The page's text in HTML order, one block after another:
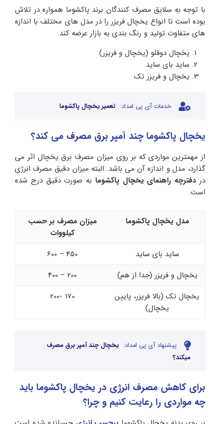
با توجه به سلایق مصرف کنندگان برند پاکشوما همواره در تلاش
بوده است تا انواع یخچال فریزر را در مدل های مختلف با اندازه
های متفاوت تولید و رنگ بندی به بازار عرضه کند.
یخچال دوقلو (یخچال و فریزر)
ساید بای ساید
یخچال و فریزر تک
خدمات آی پی امداد: تعمیر یخچال پاکشوما
یخچال پاکشوما چند آمپر برق مصرف می کند؟
از مهمترین مواردی که بر روی میزان مصرف برق یخچال اثر می
گذارد، مدل و اندازه آن می باشد. البته میزان دقیق مصرف انرژی
دردفترچه راهنمای یخچال پاکشوما به صورت دقیق درج شده
است.
مدل یخچال پاکشوما
میزان مصرف بر حسب
کیلووات
ساید بای ساید
450 – 600
یخچال و فریزر (جدا از هم)
200 – 400
یخچال تک (بالا فریزر، پایین
یخچال)
170 -200
پیشنهاد آی پی امداد: یخچال چند آمپر برق مصرف
میکند؟
برای کاهش مصرف انرژی در یخچال پاکشوما باید
چه مواردی را رعایت کنیم و چرا؟